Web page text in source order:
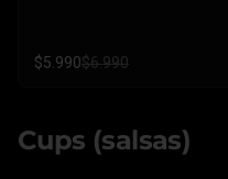
$5.990$6.990
Cups (salsas)